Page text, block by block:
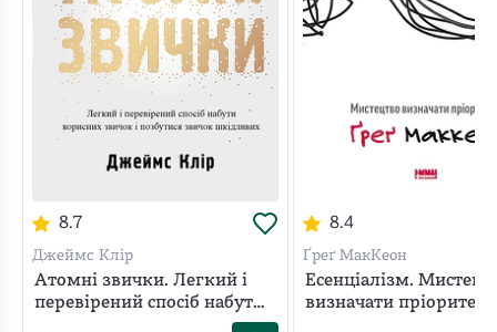
8.7
Джеймс Клір
Атомні звички. Легкий і
перевірений спосіб набути
8.4
Ґреґ МакКеон
Есенціалізм.
визначати пріоритети